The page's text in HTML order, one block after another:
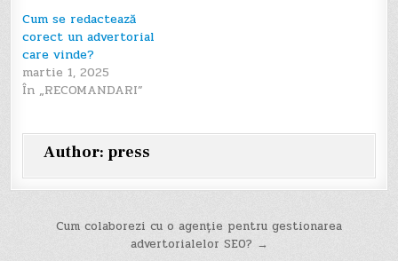
Cum se redactează
corect un advertorial
care vinde?
martie 1, 2025
În „RECOMANDARI”
Author: press
Navigare
Cum colaborezi cu o agenție pentru gestionarea
advertorialelor SEO? →